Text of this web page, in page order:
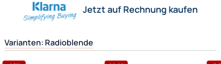
Herstellerinformationen
Hilfreiche Links